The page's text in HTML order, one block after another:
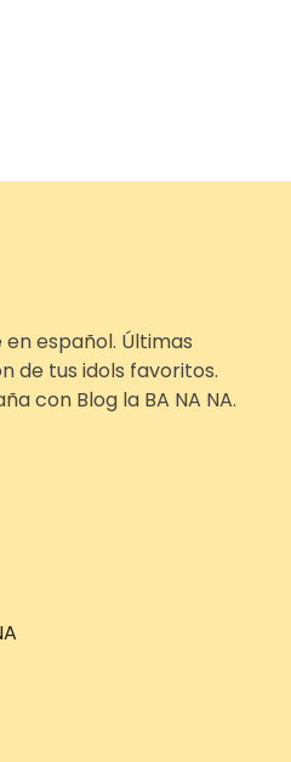
en español. Últimas
de tus idols favoritos.
con Blog la BA NA NA.